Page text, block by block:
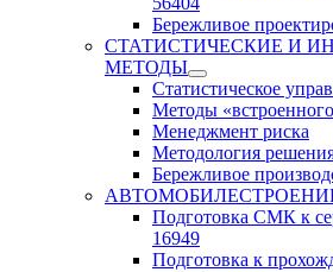
Бережливое
СТАТИСТИЧЕСКИЕ И
МЕТОДЫ
Статистическое
Методы «встроенного
Менеджмент риска
Методология
Бережливое
Подготовка СМК к
16949
Подготовка к